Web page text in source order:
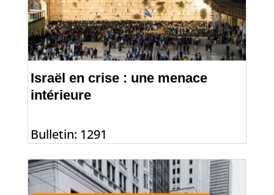
Israël en crise : une menace
intérieure
Bulletin: 1291